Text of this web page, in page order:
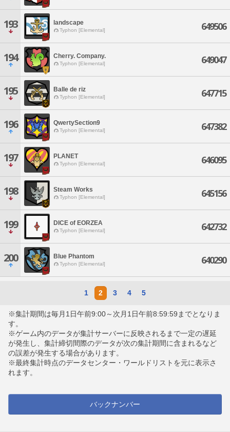
193 landscape
Typhon [Elemental] 649506
194 Cherry. Company.
Typhon [Elemental] 649047
195 Balle de riz
Typhon [Elemental] 647715
196 QwertySection9
Typhon [Elemental] 647382
197 PLANET
Typhon [Elemental] 646095
198 Steam Works
Typhon [Elemental] 645156
199 DICE of EORZEA
Typhon [Elemental] 642732
200 Blue Phantom
Typhon [Elemental] 640290
1 2 3 4 5
※集計期間は毎月1日午前9:00～次月1日午前8:59:59までとなりま
す。
※ゲーム内のデータが集計サーバーに反映されるまで一定の遅延
が発生し、集計締切間際のデータが次の集計期間に含まれるなど
の誤差が発生する場合があります。
※最終集計時点のデータセンター・ワールドリストを元に表示さ
れます。
バックナンバー